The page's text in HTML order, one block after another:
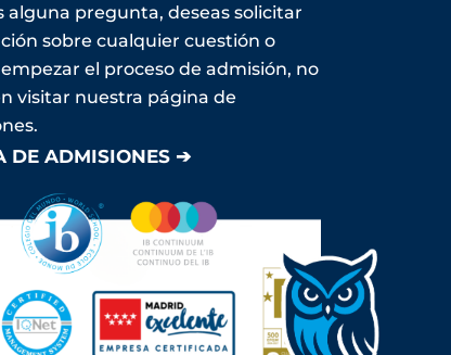
alguna pregunta, deseas solicitar
sobre cualquier cuestión o
el proceso de admisión, no
visitar nuestra página de
DE ADMISIONES ➔